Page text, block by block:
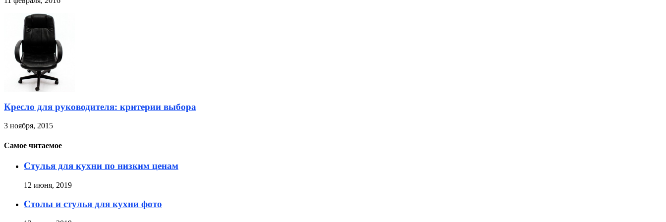
Кресло для руководителя: критерии выбора
3 ноября, 2015
Самое читаемое
Стулья для кухни по низким ценам
12 июня, 2019
Столы и стулья для кухни фото